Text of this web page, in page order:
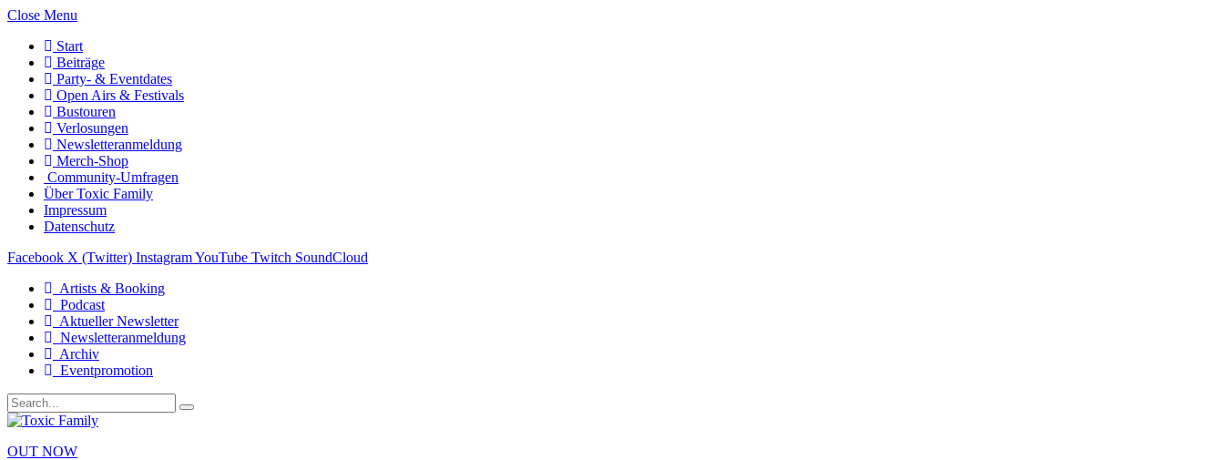
Close Menu
Start
Beiträge
Party- & Eventdates
Open Airs & Festivals
Bustouren
Verlosungen
Newsletteranmeldung
Merch-Shop
Community-Umfragen
Über Toxic Family
Impressum
Datenschutz
Facebook X (Twitter) InstagramYouTube Twitch SoundCloud
Artists & Booking
Podcast
Aktueller Newsletter
Newsletteranmeldung
Archiv
Eventpromotion
OUT NOW